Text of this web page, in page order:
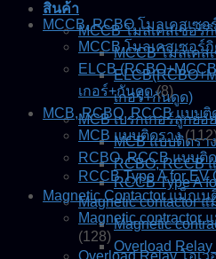
สินค้า
MCCB โมลเคสเซอร์กิ
MCCB โมลเคส
เกอร์+กันดูด)
MCB เบรกเกอร์ลูกย่อย
MCB แบบติดราง
RCBO, RCCB
RCCB Type A
Magnetic contactor
Magnetic
Overload
MCCB, RCBO โมลเคสเซอ
MCCB โมลเคสเซอร์
ELCB
เกอร์+กันดูด (8)
MCB, RCBO, RCCB แบบติ
MCB แบบติดราง
RCBO, RCCB แบบติ
RCCB Type A for EV
Magnetic Contactor แม็กเ
Magnetic contractor
(128)
Overload Relay โอเ